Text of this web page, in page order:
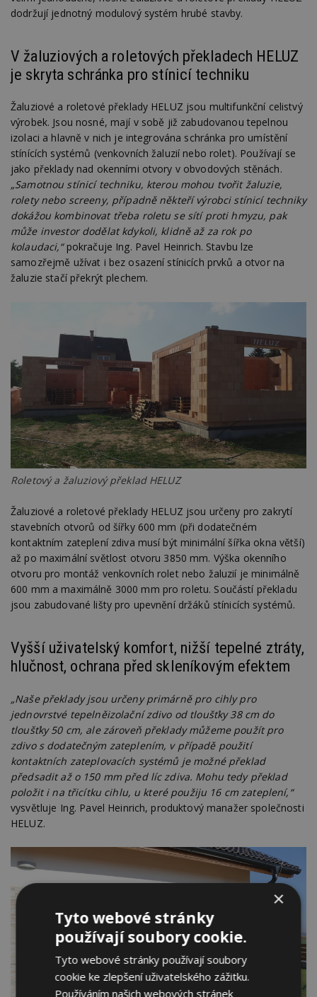
dodržují jednotný modulový systém hrubé stavby.
V žaluziových a roletových překladech HELUZ
je skryta schránka pro stínicí techniku
Žaluziové a roletové překlady HELUZ jsou multifunkční celistvý
výrobek. Jsou nosné, mají v sobě již zabudovanou tepelnou
izolaci a hlavně v nich je integrována schránka pro umístění
stínících systémů (venkovních žaluzií nebo rolet). Používají se
jako překlady nad okenními otvory v obvodových stěnách.
„Samotnou stínicí techniku, kterou mohou tvořit žaluzie,
rolety nebo screeny, případně někteří výrobci stínicí techniky
dokážou kombinovat třeba roletu se sítí proti hmyzu, pak
může investor dodělat kdykoli, klidně až za rok po
kolaudaci,“pokračuje Ing. Pavel Heinrich. Stavbu lze
samozřejmě užívat i bez osazení stínicích prvků a otvor na
žaluzie stačí překrýt plechem.
Roletový a žaluziový překlad HELUZ
Žaluziové a roletové překlady HELUZ jsou určeny pro zakrytí
stavebních otvorů od šířky 600 mm (při dodatečném
kontaktním zateplení zdiva musí být minimální šířka okna větší)
až po maximální světlost otvoru 3850 mm. Výška okenního
otvoru pro montáž venkovních rolet nebo žaluzií je minimálně
600 mm a maximálně 3000 mm pro roletu. Součástí překladu
jsou zabudované lišty pro upevnění držáků stínicích systémů.
Vyšší uživatelský komfort, nižší tepelné ztráty,
hlučnost, ochrana před skleníkovým efektem
„Naše překlady jsou určeny primárně pro cihly pro
jednovrstvé tepelněizolační zdivo od tloušťky 38 cm do
tloušťky 50 cm, ale zároveň překlady můžeme použít pro
zdivo s dodatečným zateplením, v případě použití
kontaktních zateplovacích systémů je možné překlad
předsadit až o 150 mm před líc zdiva. Mohu tedy překlad
položit i na třicítku cihlu, u které použiju 16 cm zateplení,“
vysvětluje Ing. Pavel Heinrich, produktový manažer společnosti
HELUZ.
×
Tyto webové stránky
používají soubory cookie.
Tyto webové stránky používají soubory
cookie ke zlepšení uživatelského zážitku.
Používáním našich webových stránek